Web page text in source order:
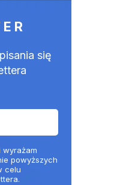
się
wyrażam
powyższych
celu